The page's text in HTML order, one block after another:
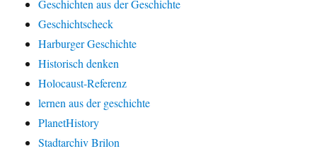
Geschichten aus der Geschichte
Geschichtscheck
Harburger Geschichte
Historisch denken
Holocaust-Referenz
lernen aus der geschichte
PlanetHistory
Stadtarchiv Brilon